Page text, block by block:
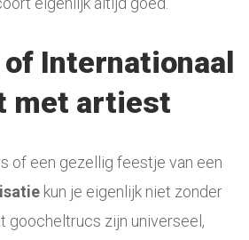
Internationaal
met artiest
of een gezellig feestje van een
kun je eigenlijk niet zonder
goocheltrucs zijn universeel,